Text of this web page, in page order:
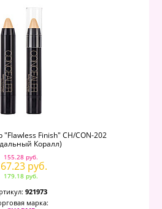
"Flawless Finish" CH/CON-202
Коралл)
155.28 руб.
руб.
179.18 руб.
921973
марка: